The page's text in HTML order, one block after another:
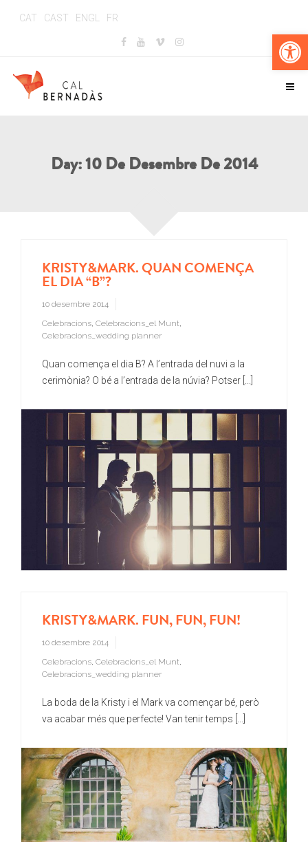
CAT CAST ENGL FR
Day:10 De Desembre De 2014
KRISTY&MARK. QUAN COMENÇA
EL DIA “B”?
10 desembre 2014
Celebracions, Celebracions_el Munt,
Celebracions_wedding planner
Quan comença el dia B? A l’entrada del nuvi a la
cerimònia? O bé a l’entrada de la núvia? Potser [...]
KRISTY&MARK. FUN, FUN, FUN!
10 desembre 2014
Celebracions Celebracions_el Munt
Celebracions_wedding planner
La boda de la Kristy i el Mark va començar bé, però
va acabar més que perfecte! Van tenir temps [...]